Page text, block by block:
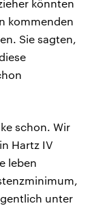
könnten
kommenden
Sie sagten,
schon. Wir
Hartz IV
leben
unter